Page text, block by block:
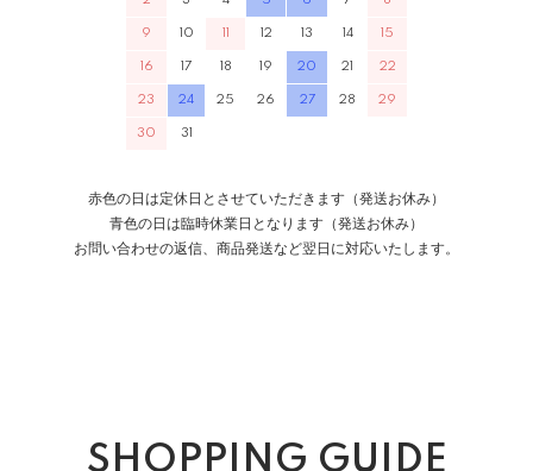
9 10 11 12 13 14 15
16 17 18 19 20 21 22
23 24 25 26 27 28 29
30 31
赤色の日は定休日とさせていただきます（発送お休み）
青色の日は臨時休業日となります（発送お休み）
お問い合わせの返信、商品発送など翌日に対応いたします。
SHOPPING GUIDE